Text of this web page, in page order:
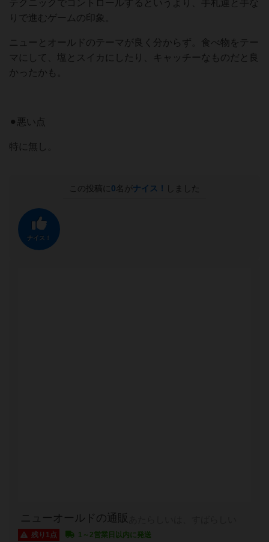
テクニックでコントロールするというより、手札運と手な
りで進むゲームの印象。
ニューとオールドのテーマが良く分からず。食べ物をテー
マにして、塩とスイカにしたり、キャッチーなものだと良
かったかも。
⚫︎悪い点
特に無し。
この投稿に 0名がナイス！ しました
ナイス！
ニューオールドの通販
残り1点 1～2営業日以内に発送